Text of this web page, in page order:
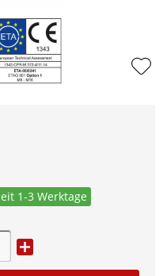
1-3 Werktage